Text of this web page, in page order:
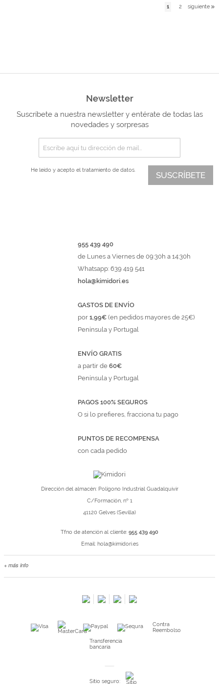
1 2 siguiente
Newsletter
Suscríbete a nuestra newsletter y entérate de todas las
novedades y sorpresas
SUSCRÍBETE
He leído y acepto el tratamiento de datos.
955 439 490
de Lunes a Viernes de 09:30h a 14:30h
Whatsapp: 639 419 541
hola@kimidori.es
GASTOS DE ENVÍO
por1,99€(en pedidos mayores de 25€)
Península y Portugal
ENVÍO GRATIS
a partir de60€
Península y Portugal
PAGOS 100% SEGUROS
O si lo prefieres, fracciona tu pago
PUNTOS DE RECOMPENSA
con cada pedido
Dirección del almacén: Polígono Industrial Guadalquivir
C/Formación, nº 1
41120 Gelves (Sevilla)
Tfno de atención al cliente: 955 439 490
Email: hola@kimidori.es
+ más info
Kimidori PRINT, nuestro servicio de impresión de fotos
Contra
Reembolso
Transferencia
bancaria
Sitio seguro: